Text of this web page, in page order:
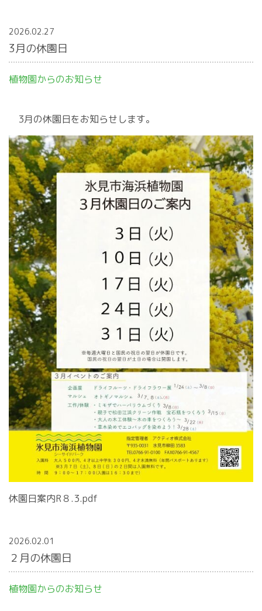
2026.02.27
3月の休園日
植物園からのお知らせ
3月の休園日をお知らせします。
休園日案内R８.3.pdf
2026.02.01
２月の休園日
植物園からのお知らせ